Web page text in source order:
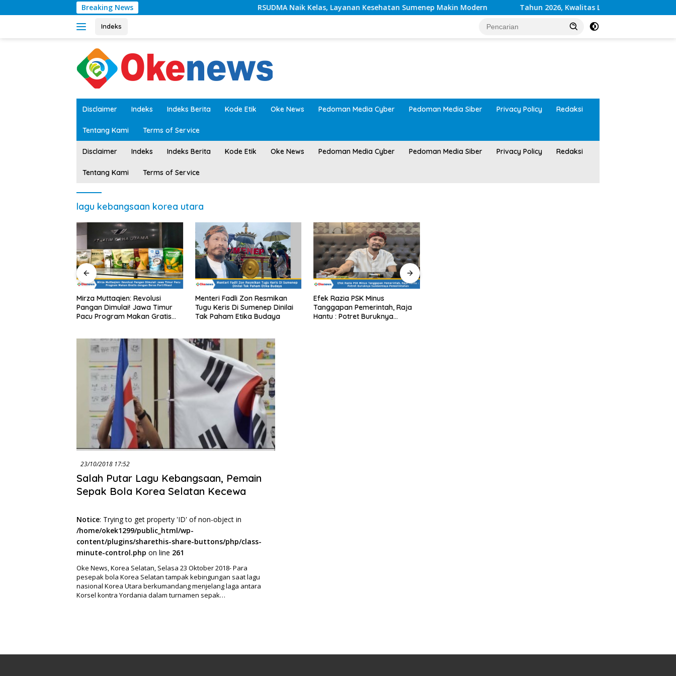
ke
Breaking News RSUDMA Naik Kelas, Layanan Kesehatan Sumenep Makin Modern Tahun 2026, Kwalitas Layanan Kesehatan
Indeks
Disclaimer Indeks Indeks Berita Kode Etik Oke News Pedoman Media Cyber Pedoman Media Siber Privacy Policy Redaksi
Tentang Kami Terms of Service
Disclaimer Indeks Indeks Berita Kode Etik Oke News Pedoman Media Cyber Pedoman Media Siber Privacy Policy Redaksi
Tentang Kami Terms of Service
lagu kebangsaan korea utara
Mirza Muttaqien: Revolusi
Pangan Dimulai! Jawa Timur
Pacu Program Makan Gratis
Menteri Fadli Zon Resmikan
Tugu Keris Di Sumenep Dinilai
Tak Paham Etika Budaya
Efek Razia PSK Minus
Tanggapan Pemerintah, Raja
Hantu : Potret Buruknya
23/10/2018 17:52
Salah Putar Lagu Kebangsaan, Pemain
Sepak Bola Korea Selatan Kecewa
Notice: Trying to get property 'ID' of non-object in
/home/okek1299/public_html/wp-
content/plugins/sharethis-share-buttons/php/class-
minute-control.php on line 261
Oke News, Korea Selatan, Selasa 23 Oktober 2018- Para
pesepak bola Korea Selatan tampak kebingungan saat lagu
nasional Korea Utara berkumandang menjelang laga antara
Korsel kontra Yordania dalam turnamen sepak…